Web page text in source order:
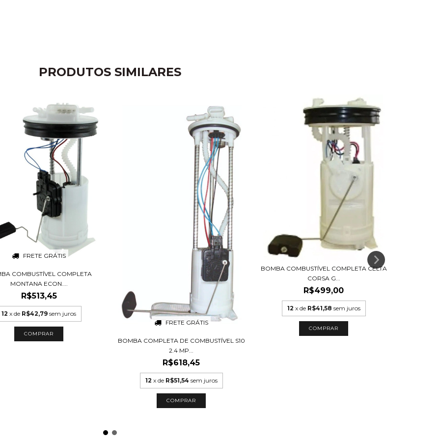
PRODUTOS SIMILARES
FRETE GRÁTIS
COMBUSTÍVEL COMPLETA
MONTANA ECON....
R$513,45
12 x de R$42,79 sem juros
FRETE GRÁTIS
BOMBA COMPLETA DE COMBUSTÍVEL S10
2.4 MP...
R$618,45
12 x de R$51,54 sem juros
BOMBA COMBUSTÍVEL COMPLETA CELTA
CORSA G...
R$499,00
12 x de R$41,58 sem juros